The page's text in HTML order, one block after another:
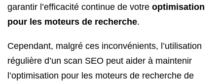
garantir l’efficacité continue de votre optimisation
pour les moteurs de recherche.
Cependant, malgré ces inconvénients, l’utilisation
régulière d’un scan SEO peut aider à maintenir
l’optimisation pour les moteurs de recherche de